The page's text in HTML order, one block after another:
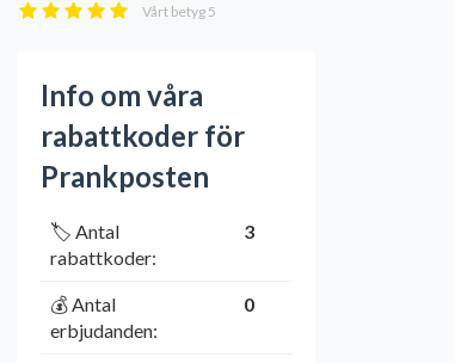
Vårt betyg 5
Info om våra
rabattkoder för
Prankposten
🏷️ Antal
rabattkoder:
3
💰 Antal
erbjudanden:
0